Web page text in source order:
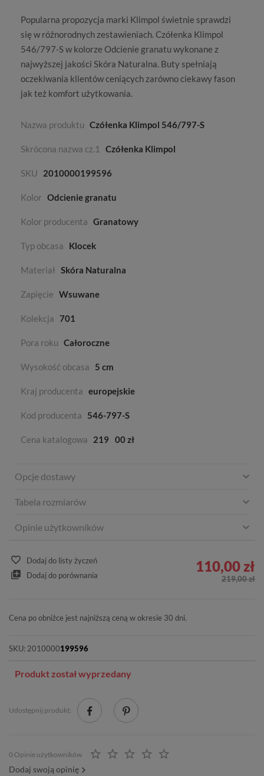
Popularna propozycja marki Klimpol świetnie sprawdzi
się w różnorodnych zestawieniach. Czółenka Klimpol
546/797-S w kolorze Odcienie granatu wykonane z
najwyższej jakości Skóra Naturalna. Buty spełniają
oczekiwania klientów ceniących zarówno ciekawy fason
jak też komfort użytkowania.
Nazwa produktu Czółenka Klimpol 546/797-S
Skrócona nazwa cz.1 Czółenka Klimpol
SKU 2010000199596
Kolor Odcienie granatu
Kolor producenta Granatowy
Typ obcasa Klocek
Materiał Skóra Naturalna
Zapięcie Wsuwane
Kolekcja 701
Pora roku Całoroczne
Wysokość obcasa 5 cm
Kraj producenta europejskie
Kod producenta 546-797-S
Cena katalogowa 219 00 zł
Opcje dostawy
Tabela rozmiarów
Opinie użytkowników
Dodaj do listy życzeń
Dodaj do porównania
110,00 zł
219,00 zł
Cena po obniżce jest najniższą ceną w okresie 30 dni.
SKU: 2010000199596
Produkt został wyprzedany
Udostępnij produkt:
0 Opinie użytkowników
Dodaj swoją opinię